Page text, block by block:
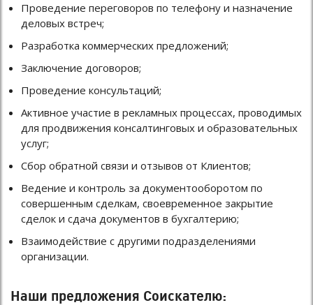
Проведение переговоров по телефону и назначение
деловых встреч;
Разработка коммерческих предложений;
Заключение договоров;
Проведение консультаций;
Активное участие в рекламных процессах, проводимых
для продвижения консалтинговых и образовательных
услуг;
Сбор обратной связи и отзывов от Клиентов;
Ведение и контроль за документооборотом по
совершенным сделкам, своевременное закрытие
сделок и сдача документов в бухгалтерию;
Взаимодействие с другими подразделениями
организации.
Наши предложения Соискателю: